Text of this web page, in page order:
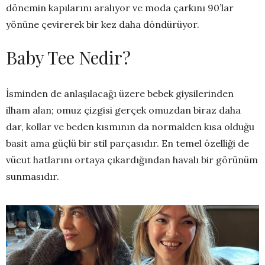
dönemin kapılarını aralıyor ve moda çarkını 90’lar
yönüne çevirerek bir kez daha döndürüyor.
Baby Tee Nedir?
İsminden de anlaşılacağı üzere bebek giysilerinden
ilham alan; omuz çizgisi gerçek omuzdan biraz daha
dar, kollar ve beden kısmının da normalden kısa olduğu
basit ama güçlü bir stil parçasıdır. En temel özelliği de
vücut hatlarını ortaya çıkardığından havalı bir görünüm
sunmasıdır.